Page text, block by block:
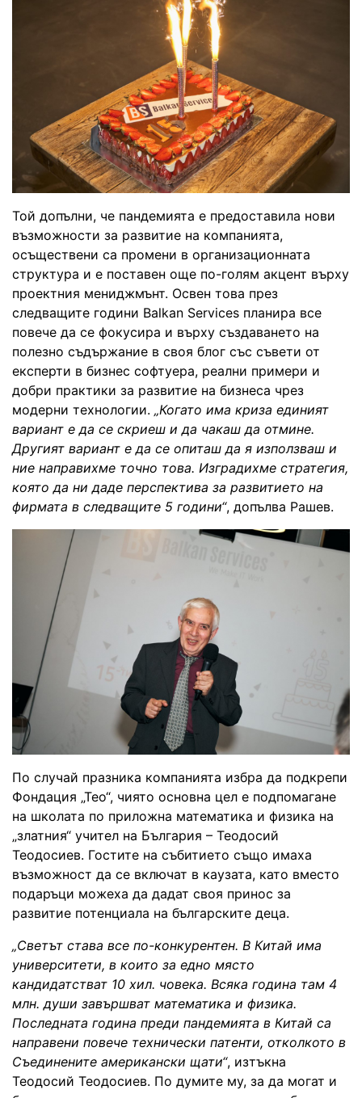
Той допълни, че пандемията е предоставила нови
възможности за развитие на компанията,
осъществени са промени в организационната
структура и е поставен още по-голям акцент върху
проектния мениджмънт. Освен това през
следващите години Balkan Services планира все
повече да се фокусира и върху създаването на
полезно съдържание в своя блог със съвети от
експерти в бизнес софтуера, реални примери и
добри практики за развитие на бизнеса чрез
модерни технологии. „Когато има криза единият
вариант е да се скриеш и да чакаш да отмине.
Другият вариант е да се опиташ да я използваш и
ние направихме точно това. Изградихме стратегия,
която да ни даде перспектива за развитието на
фирмата в следващите 5 години“, допълва Рашев.
По случай празника компанията избра да подкрепи
Фондация „Тео“, чиято основна цел е подпомагане
на школата по приложна математика и физика на
„златния“ учител на България – Теодосий
Теодосиев. Гостите на събитието също имаха
възможност да се включат в каузата, като вместо
подаръци можеха да дадат своя принос за
развитие потенциала на българските деца.
„Светът става все по-конкурентен. В Китай има
университети, в които за едно място
кандидатстват 10 хил. човека. Всяка година там 4
млн. души завършват математика и физика.
Последната година преди пандемията в Китай са
направени повече технически патенти, отколкото в
Съединените американски щати“, изтъкна
Теодосий Теодосиев. По думите му, за да могат и